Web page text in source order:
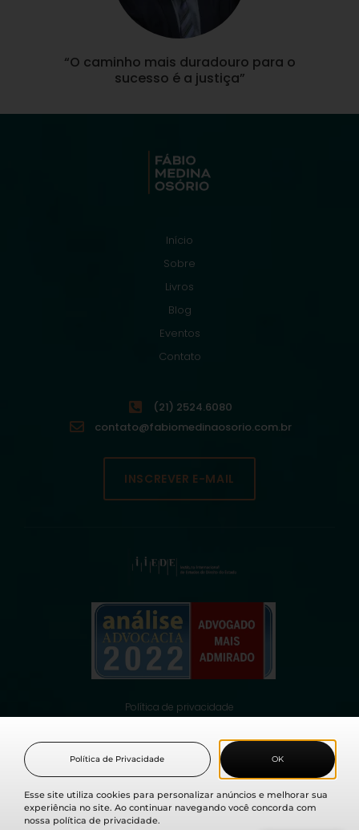
“O caminho mais duradouro para o
sucesso é a justiça”
Início
Sobre
Livros
Blog
Eventos
Contato
(21) 2524.6080
contato@fabiomedinaosorio.com.br
INSCREVER E-MAIL
Política de privacidade
© 2021 Fabio Medina Osorio, todos os direitos reservados.
Esse site utiliza cookies para personalizar anúncios e melhorar sua
experiência no site. Ao continuar navegando você concorda com
nossa política de privacidade.
OK
Política de Privacidade